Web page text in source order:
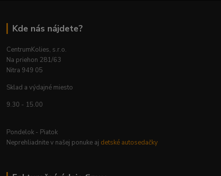
Kde nás nájdete?
CentrumKolies, s.r.o.
Na priehon 281/63
Nitra 949 05
Sklad a výdajné miesto
9.30 - 15.00
Pondelok - Piatok
Neprehliadnite v našej ponuke aj detské autosedačky